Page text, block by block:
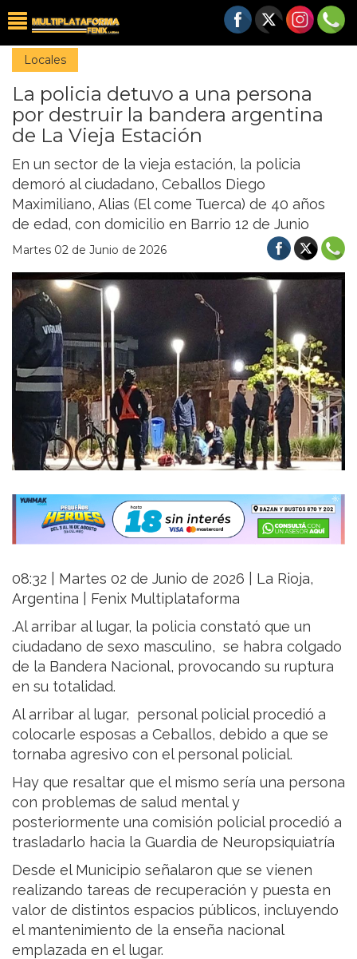
Locales
La policia detuvo a una persona
por destruir la bandera argentina
de La Vieja Estación
En un sector de la vieja estación, la policia
demoró al ciudadano, Ceballos Diego
Maximiliano, Alias (El come Tuerca) de 40 años
de edad, con domicilio en Barrio 12 de Junio
Martes 02 de Junio de 2026
08:32 | Martes 02 de Junio de 2026 | La Rioja,
Argentina | Fenix Multiplataforma
.Al arribar al lugar, la policia constató que un
ciudadano de sexo masculino, se habra colgado
de la Bandera Nacional, provocando su ruptura
en su totalidad.
Al arribar al lugar, personal policial procedió a
colocarle esposas a Ceballos, debido a que se
tornaba agresivo con el personal policial.
Hay que resaltar que el mismo sería una persona
con problemas de salud mental y
posteriormente una comisión policial procedió a
trasladarlo hacia la Guardia de Neuropsiquiatría
Desde el Municipio señalaron que se vienen
realizando tareas de recuperación y puesta en
valor de distintos espacios públicos, incluyendo
el mantenimiento de la enseña nacional
emplazada en el lugar.